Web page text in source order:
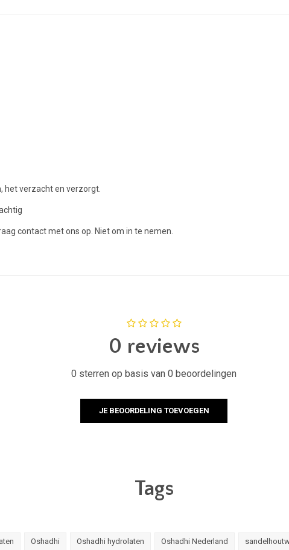
het verzacht en verzorgt.
contact met ons op. Niet om in te nemen.
0 reviews
0 sterren op basis van 0 beoordelingen
JE BEOORDELING TOEVOEGEN
Tags
Oshadhi Oshadhi hydrolaten Oshadhi Nederland